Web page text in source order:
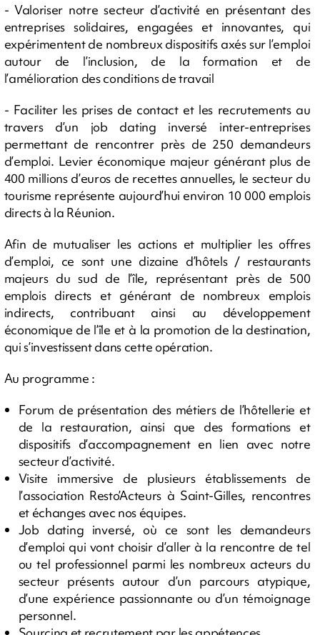
- Valoriser notre secteur d’activité en présentant des
entreprises solidaires, engagées et innovantes, qui
expérimentent de nombreux dispositifs axés sur l’emploi
autour de l’inclusion, de la formation et de
l’amélioration des conditions de travail
- Faciliter les prises de contact et les recrutements au
travers d’un job dating inversé inter-entreprises
permettant de rencontrer près de 250 demandeurs
d’emploi. Levier économique majeur générant plus de
400 millions d’euros de recettes annuelles, le secteur du
tourisme représente aujourd’hui environ 10 000 emplois
directs à la Réunion.
Afin de mutualiser les actions et multiplier les offres
d’emploi, ce sont une dizaine d’hôtels / restaurants
majeurs du sud de l’île, représentant près de 500
emplois directs et générant de nombreux emplois
indirects, contribuant ainsi au développement
économique de l’île et à la promotion de la destination,
qui s’investissent dans cette opération.
Au programme :
Forum de présentation des métiers de l’hôtellerie et
de la restauration, ainsi que des formations et
dispositifs d’accompagnement en lien avec notre
secteur d’activité.
Visite immersive de plusieurs établissements de
l’association Resto’Acteurs à Saint-Gilles, rencontres
et échanges avec nos équipes.
Job dating inversé, où ce sont les demandeurs
d’emploi qui vont choisir d’aller à la rencontre de tel
ou tel professionnel parmi les nombreux acteurs du
secteur présents autour d’un parcours atypique,
d’une expérience passionnante ou d’un témoignage
personnel.